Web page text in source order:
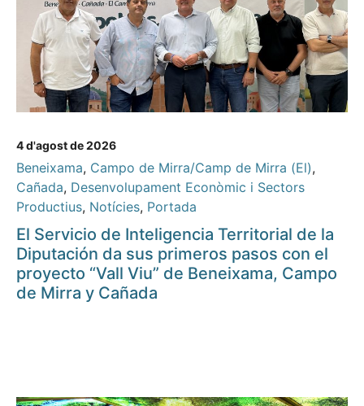
4 d'agost de 2026
Beneixama, Campo de Mirra/Camp de Mirra (El),
Cañada, Desenvolupament Econòmic i Sectors
Productius, Notícies, Portada
El Servicio de Inteligencia Territorial de la
Diputación da sus primeros pasos con el
proyecto “Vall Viu” de Beneixama, Campo
de Mirra y Cañada